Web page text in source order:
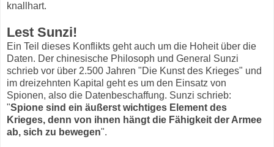
knallhart.
Lest Sunzi!
Ein Teil dieses Konflikts geht auch um die Hoheit über die
Daten. Der chinesische Philosoph und General Sunzi
schrieb vor über 2.500 Jahren "Die Kunst des Krieges" und
im dreizehnten Kapital geht es um den Einsatz von
Spionen, also die Datenbeschaffung. Sunzi schrieb:
"Spione sind ein äußerst wichtiges Element des
Krieges, denn von ihnen hängt die Fähigkeit der Armee
ab, sich zu bewegen".